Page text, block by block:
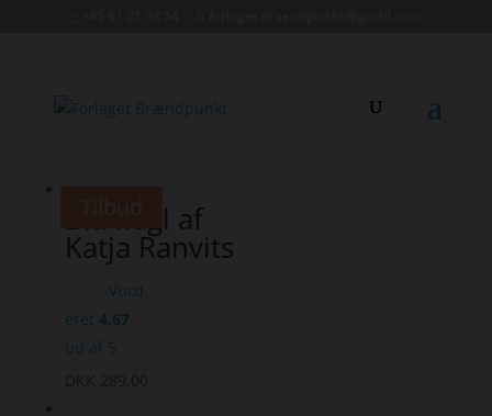
Blå hagl af
Katja Ranvits
Vurd
eret 4.67
ud af 5